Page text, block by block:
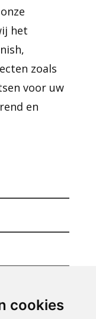
cookies
het
zoals
voor uw
en